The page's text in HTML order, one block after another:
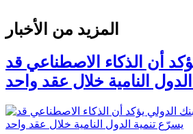
المزيد من الأخبار
أن الذكاء الاصطناعي قد
النامية خلال عقد واحد